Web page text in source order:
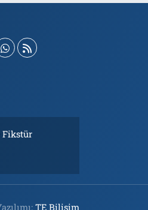
Fikstür
TE Bilişim